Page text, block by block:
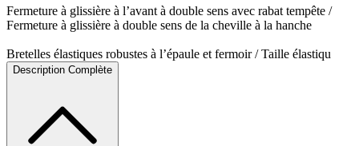
Fermeture à glissière à l’avant à double sens avec rabat tempête /
Fermeture à glissière à double sens de la cheville à la hanche
Bretelles élastiques robustes à l’épaule et fermoir / Taille élastiqu
Description Complète